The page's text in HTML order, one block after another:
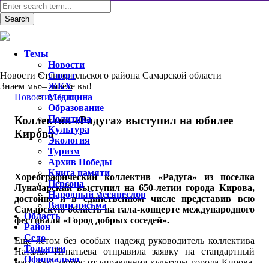
Новости Ставропольского района Самарской области
Знаем мы – знаете вы!
Новости,Село
Коллектив «Радуга» выступил на юбилее
Кирова
Хореографический коллектив «Радуга» из поселка
Луначарский выступил на 650-летии города Кирова,
достойно и в единственном числе представив всю
Самарскую область на гала-концерте международного
фестиваля «Город добрых соседей».
Еще летом без особых надежд руководитель коллектива
Наталья Игнатьева отправила заявку на стандартный
Темы
Новости
Спорт
ЖКХ
Медицина
Образование
Политика
Культура
Экология
Туризм
Архив Победы
Книга памяти
Персона
Народный месяцеслов
Ваши письма
Область
Район
Село
Тольятти
Официально